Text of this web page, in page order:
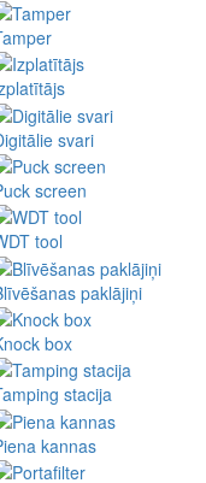
svari
screen
tool
paklājiņi
box
stacija
kannas